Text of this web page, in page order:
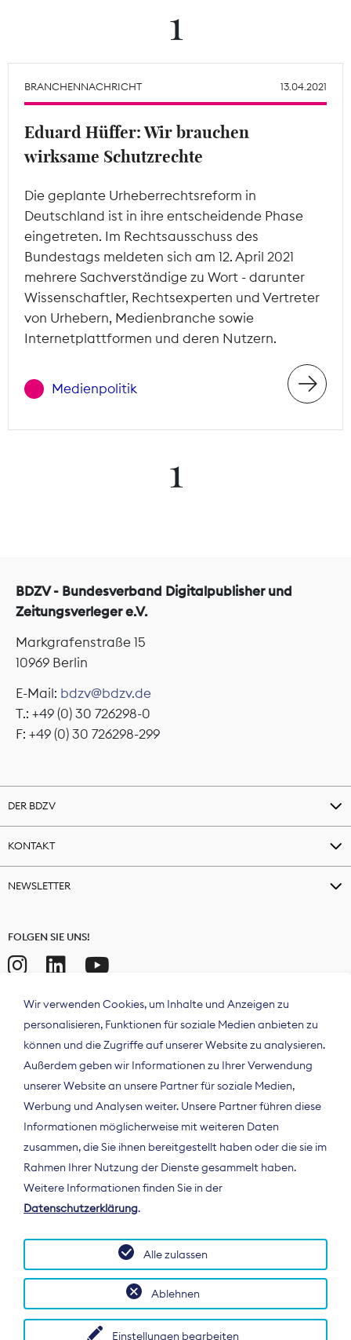
Mitgliederbereich
1
BRANCHENNACHRICHT 13.04.2021
Eduard Hüffer: Wir brauchen
wirksame Schutzrechte
Die geplante Urheberrechtsreform in
Deutschland ist in ihre entscheidende Phase
eingetreten. Im Rechtsausschuss des
Bundestags meldeten sich am 12. April 2021
mehrere Sachverständige zu Wort - darunter
Wissenschaftler, Rechtsexperten und Vertreter
von Urhebern, Medienbranche sowie
Internetplattformen und deren Nutzern.
Medienpolitik
1
BDZV - Bundesverband Digitalpublisher und
Zeitungsverleger e.V.
Markgrafenstraße 15
10969 Berlin
E-Mail: bdzv@bdzv.de
T.: +49 (0) 30 726298-0
F: +49 (0) 30 726298-299
DER BDZV
KONTAKT
NEWSLETTER
FOLGEN SIE UNS!
Der Bundesverband Digitalpublisher und
Zeitungsverleger (BDZV) vertritt als
Spitzenorganisation die Interessen der
Deutschland und auf EU-Ebene.
Wir verwenden Cookies, um Inhalte und Anzeigen zu
personalisieren, Funktionen für soziale Medien anbieten zu
können und die Zugriffe auf unserer Website zu analysieren.
Außerdem geben wir Informationen zu Ihrer Verwendung
unserer Website an unsere Partner für soziale Medien,
Werbung und Analysen weiter. Unsere Partner führen diese
Informationen möglicherweise mit weiteren Daten
zusammen, die Sie ihnen bereitgestellt haben oder die sie im
Rahmen Ihrer Nutzung der Dienste gesammelt haben.
Weitere Informationen finden Sie in der
Datenschutzerklärung.
Einstellungen bearbeiten
Ablehnen
Alle zulassen